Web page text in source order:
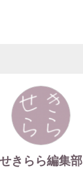
せきらら編集部